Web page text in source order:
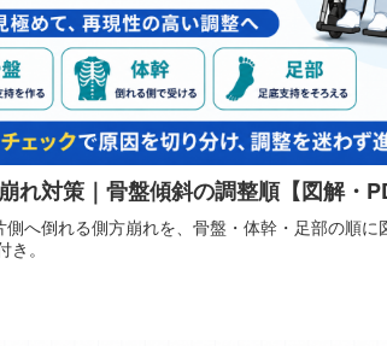
れ対策｜骨盤傾斜の調整順【図解・
へ倒れる側方崩れを、骨盤・体幹・足部の順に
。